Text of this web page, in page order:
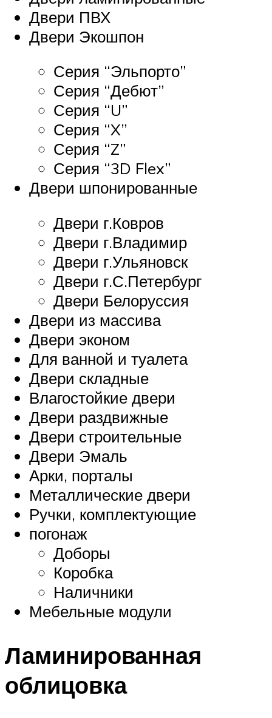
Двери ПВХ
Двери Экошпон
Серия “Эльпорто”
Серия “Дебют”
Серия “U”
Серия “X”
Серия “Z”
Серия “3D Flex”
Двери шпонированные
Двери г.Ковров
Двери г.Владимир
Двери г.Ульяновск
Двери г.С.Петербург
Двери Белоруссия
Двери из массива
Двери эконом
Для ванной и туалета
Двери складные
Влагостойкие двери
Двери раздвижные
Двери строительные
Двери Эмаль
Арки, порталы
Металлические двери
Ручки, комплектующие
погонаж
Доборы
Коробка
Наличники
Мебельные модули
Ламинированная
облицовка